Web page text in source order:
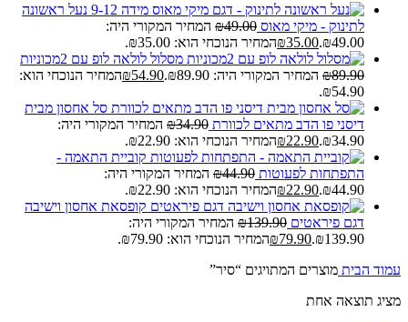
נעל ראשונה
לתינוק - מיקי מאוס
₪49.00
המחיר המקורי היה:
₪49.00.
₪35.00
המחיר הנוכחי הוא: ₪35.00.
מסלול לולאה לופ עם 2מכוניות
₪89.90 המחיר המקורי היה: ₪89.90. ₪54.90
המחיר הנוכחי הוא:
₪54.90.
סל אחסון מבית
דיסני פו הדב מתאים לכוורת
₪34.90
המחיר המקורי היה:
₪34.90.
₪22.90
המחיר הנוכחי הוא: ₪22.90.
קוביית התאמה -
התפתחות לפעוטות
₪44.90
המחיר המקורי היה:
₪44.90.
₪22.90
המחיר הנוכחי הוא: ₪22.90.
קופסאת אחסון וישיבה
דגם פיראטים
₪139.90
המחיר המקורי היה:
₪139.90.
₪79.90
המחיר הנוכחי הוא: ₪79.90.
עמוד הבית מוצרים המתויגים “סיר”
מציג תוצאה אחת